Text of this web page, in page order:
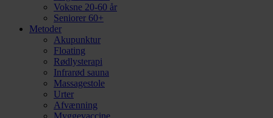
Voksne 20-60 år
Seniorer 60+
Metoder
Akupunktur
Floating
Rødlysterapi
Infrarød sauna
Massagestole
Urter
Afvænning
Myggevaccine